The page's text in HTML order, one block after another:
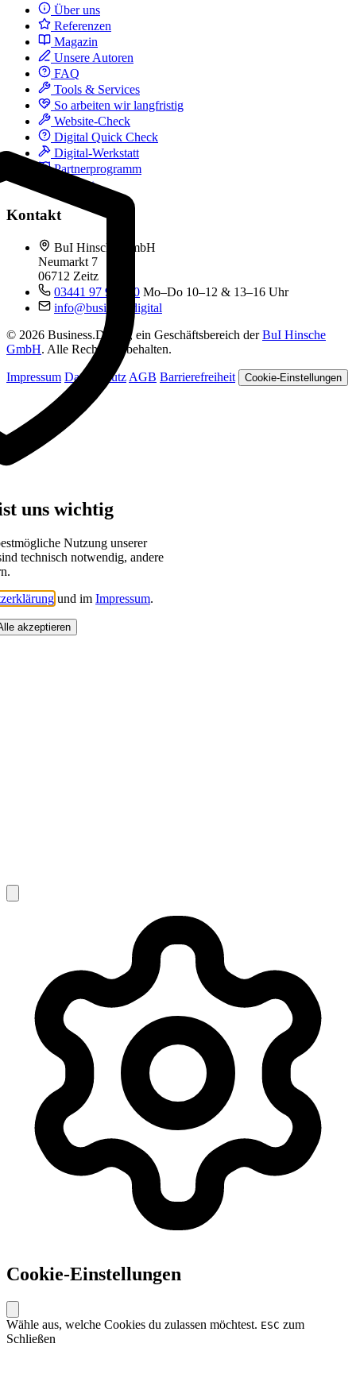
Über uns
Referenzen
Magazin
Unsere Autoren
FAQ
Tools & Services
So arbeiten wir langfristig
Website-Check
Digital Quick Check
Digital-Werkstatt
Partnerprogramm
Kontakt
Kontakt
BuI Hinsche GmbH
Neumarkt 7
06712 Zeitz
03441 97 99 060 Mo–Do 10–12 & 13–16 Uhr
info@business.digital
© 2026 Business.Digital, ein Geschäftsbereich derBuI Hinsche
GmbH. Alle Rechte vorbehalten.
Impressum Datenschutz AGB Barrierefreiheit Cookie-Einstellungen
uns wichtig
Nutzung unserer
technisch notwendig, andere
und im Impressum.
akzeptieren
Cookie-Einstellungen
Wähle aus, welche Cookies du zulassen möchtest. ESC zum
Schließen